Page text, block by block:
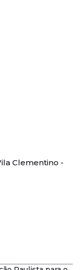
Clementino -